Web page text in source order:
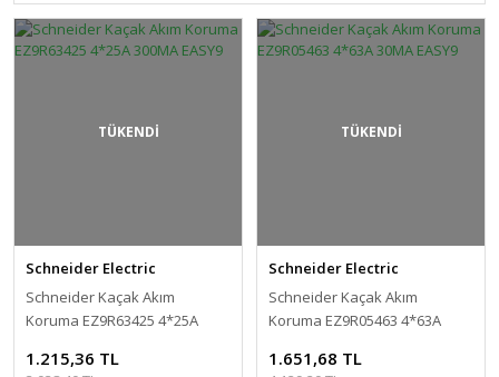
TÜKENDİ
Schneider Electric
Schneider Kaçak Akım
Koruma EZ9R63425 4*25A
1.215,36 TL
TÜKENDİ
Schneider Electric
Schneider Kaçak Akım
Koruma EZ9R05463 4*63A
1.651,68 TL